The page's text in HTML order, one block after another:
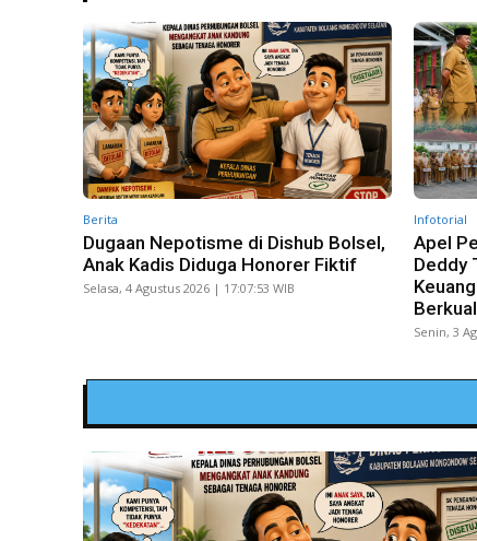
Berita
Dugaan Nepotisme di Dishub Bolsel,
Anak Kadis Diduga Honorer Fiktif
Selasa, 4 Agustus 2026 | 17:07:53 WIB
Infotorial
Apel
Deddy
Senin, 3